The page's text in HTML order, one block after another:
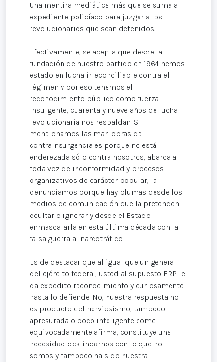
Una mentira mediática más que se suma al
expediente policíaco para juzgar a los
revolucionarios que sean detenidos.
Efectivamente, se acepta que desde la
fundación de nuestro partido en 1964 hemos
estado en lucha irreconciliable contra el
régimen y por eso tenemos el
reconocimiento público como fuerza
insurgente, cuarenta y nueve años de lucha
revolucionaria nos respaldan. Si
mencionamos las maniobras de
contrainsurgencia es porque no está
enderezada sólo contra nosotros, abarca a
toda voz de inconformidad y procesos
organizativos de carácter popular, la
denunciamos porque hay plumas desde los
medios de comunicación que la pretenden
ocultar o ignorar y desde el Estado
enmascararla en esta última década con la
falsa guerra al narcotráfico.
Es de destacar que al igual que un general
del ejército federal, usted al supuesto ERP le
da expedito reconocimiento y curiosamente
hasta lo defiende. No, nuestra respuesta no
es producto del nerviosismo, tampoco
apresurada o poco inteligente como
equivocadamente afirma, constituye una
necesidad deslindarnos con lo que no
somos y tampoco ha sido nuestra